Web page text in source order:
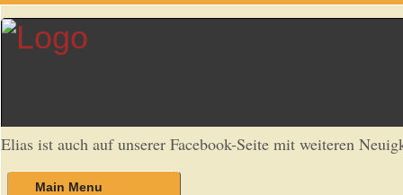
Elias ist auch auf unserer Facebook-Seite mit weiteren
Main Menu